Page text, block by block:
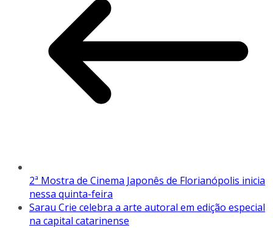
2ª Mostra de Cinema Japonês de Florianópolis inicia
nessa quinta-feira
Sarau Crie celebra a arte autoral em edição especial
na capital catarinense